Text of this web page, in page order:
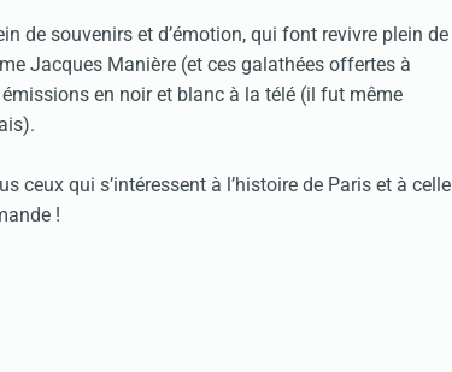
de souvenirs et d’émotion, qui font revivre plein de
Jacques Manière (et ces galathées offertes à
en noir et blanc à la télé (il fut même
ceux qui s’intéressent à l’histoire de Paris et à celle
!